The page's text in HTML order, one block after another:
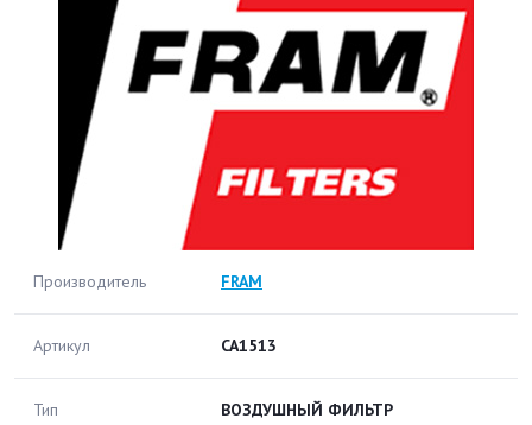
Производитель FRAM
Артикул CA1513
Тип ВОЗДУШНЫЙ ФИЛЬТР